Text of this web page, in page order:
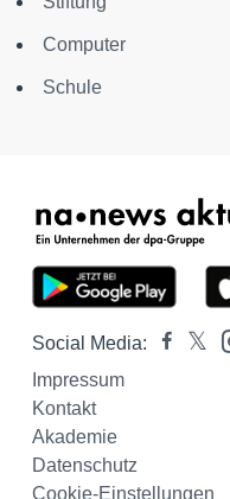
Computer
Schule
Social Media:
Impressum
Kontakt
Akademie
Datenschutz
Cookie-Einstellungen